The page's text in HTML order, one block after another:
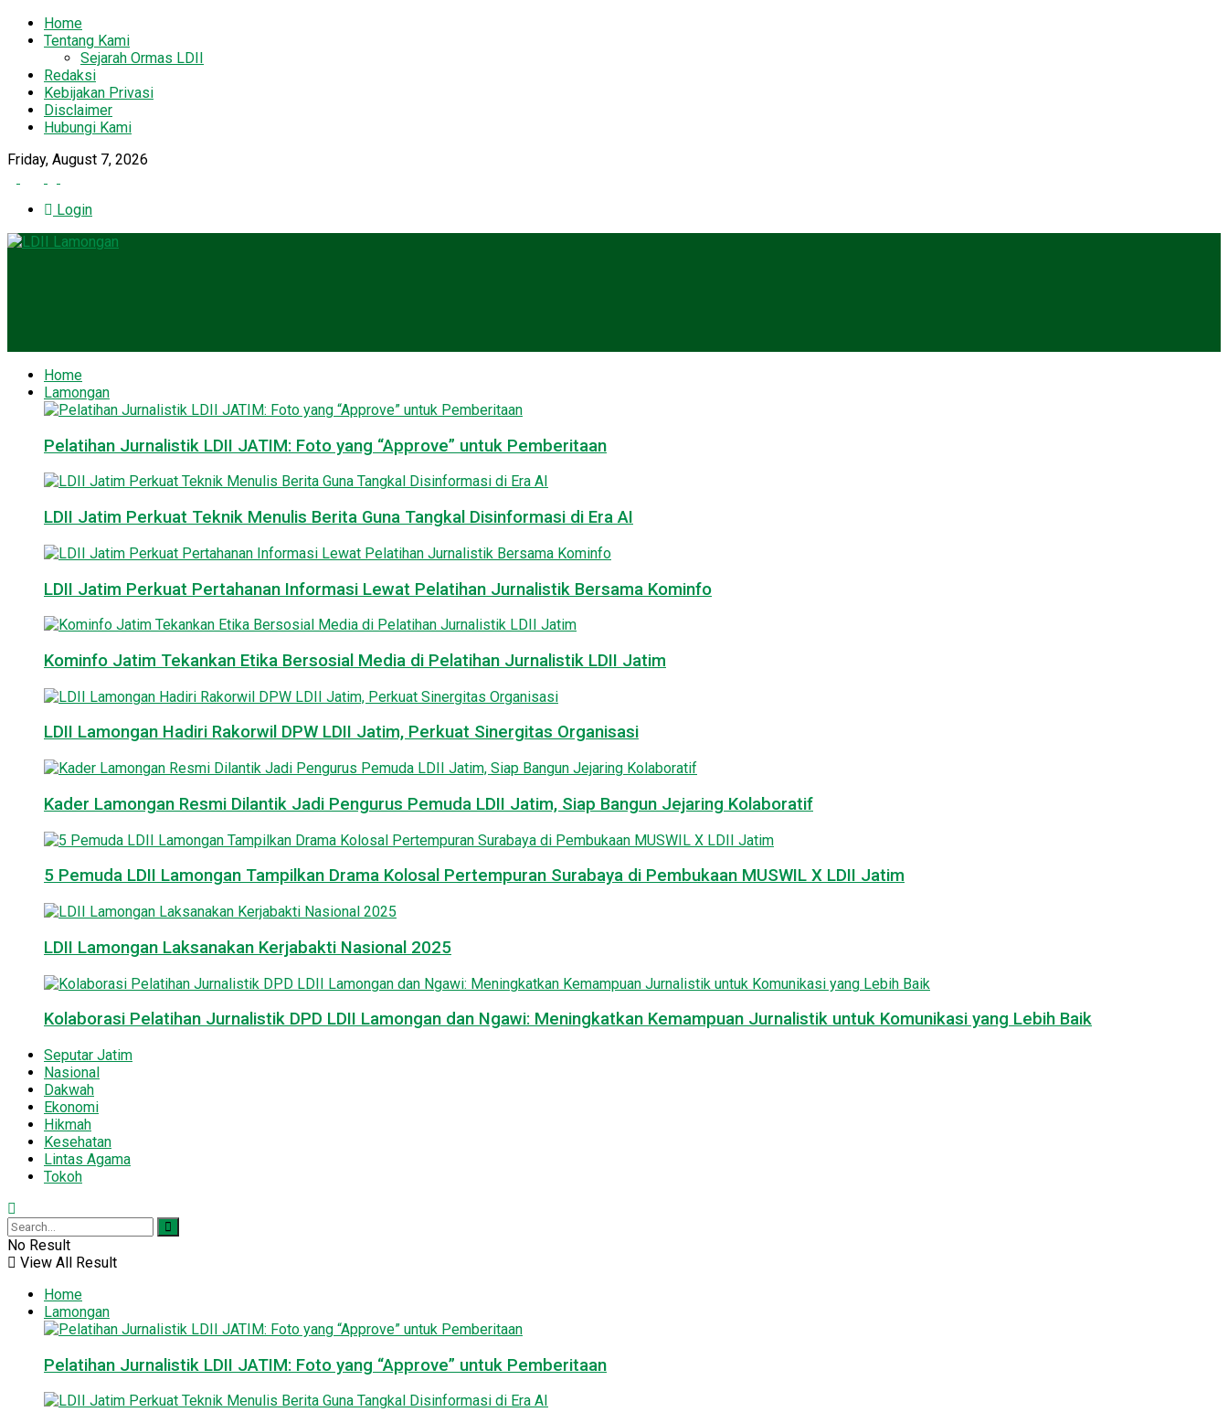
Home
Tentang Kami
Sejarah Ormas LDII
Redaksi
Kebijakan Privasi
Disclaimer
Hubungi Kami
Friday, August 7, 2026
Login
Home
Lamongan
Pelatihan Jurnalistik LDII JATIM: Foto yang “Approve” untuk Pemberitaan
LDII Jatim Perkuat Teknik Menulis Berita Guna Tangkal Disinformasi di Era AI
LDII Jatim Perkuat Pertahanan Informasi Lewat Pelatihan Jurnalistik Bersama Kominfo
Kominfo Jatim Tekankan Etika Bersosial Media di Pelatihan Jurnalistik LDII Jatim
LDII Lamongan Hadiri Rakorwil DPW LDII Jatim, Perkuat Sinergitas Organisasi
Kader Lamongan Resmi Dilantik Jadi Pengurus Pemuda LDII Jatim, Siap Bangun Jejaring Kolaboratif
5 Pemuda LDII Lamongan Tampilkan Drama Kolosal Pertempuran Surabaya di Pembukaan MUSWIL X LDII Jatim
LDII Lamongan Laksanakan Kerjabakti Nasional 2025
Kolaborasi Pelatihan Jurnalistik DPD LDII Lamongan dan Ngawi: Meningkatkan Kemampuan Jurnalistik untuk Komunikasi yang Lebih Baik
Seputar Jatim
Nasional
Dakwah
Ekonomi
Hikmah
Kesehatan
Lintas Agama
Tokoh
No Result
View All Result
Home
Lamongan
Pelatihan Jurnalistik LDII JATIM: Foto yang “Approve” untuk Pemberitaan